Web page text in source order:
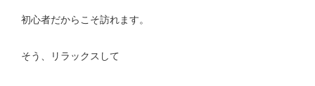
初心者だからこそ訪れます。
そう、リラックスして